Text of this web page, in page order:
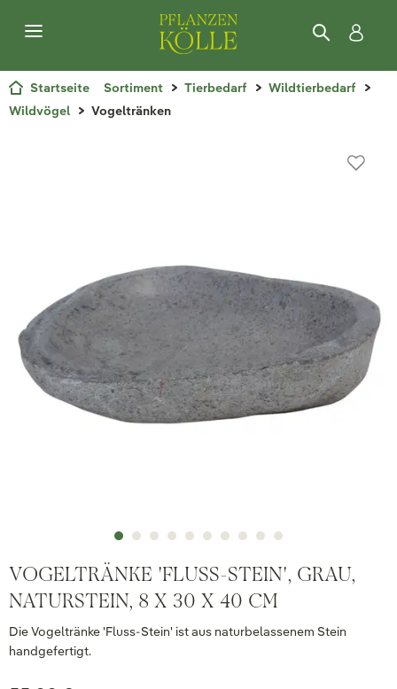
Startseite Sortiment Tierbedarf
Wildtierbedarf
Wildvögel
Vogeltränken
VOGELTRÄNKE 'FLUSS-STEIN', GRAU,
NATURSTEIN, 8 X 30 X 40 CM
Die Vogeltränke 'Fluss-Stein' ist aus naturbelassenem Stein
handgefertigt.